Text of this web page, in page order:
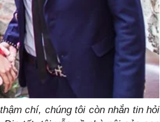
chí, chúng tôi còn nhắn tin hỏi